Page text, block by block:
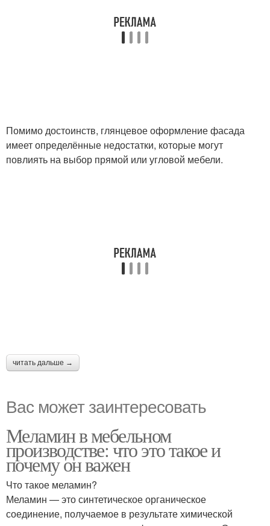
Помимо достоинств, глянцевое оформление фасада
имеет определённые недостатки, которые могут
повлиять на выбор прямой или угловой мебели.
читать дальше →
Вас может заинтересовать
Меламин в мебельном
производстве: что это такое и
почему он важен
Что такое меламин?
Меламин — это синтетическое органическое
соединение, получаемое в результате химической